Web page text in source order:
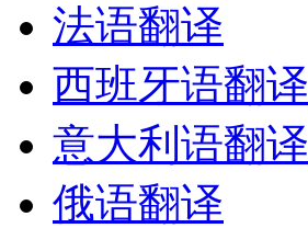
法语翻译
西班牙语翻译
意大利语翻译
俄语翻译